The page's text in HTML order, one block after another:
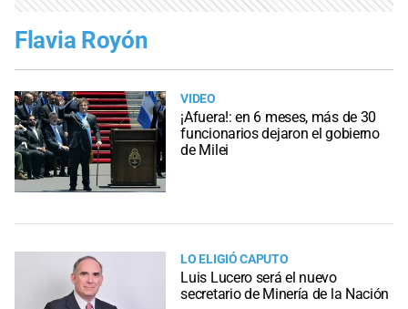
Flavia Royón
VIDEO
¡Afuera!: en 6 meses, más de 30
funcionarios dejaron el gobierno
de Milei
LO ELIGIÓ CAPUTO
Luis Lucero será el nuevo
secretario de Minería de la Nación